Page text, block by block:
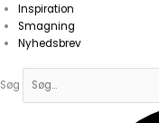
Inspiration
Smagning
Nyhedsbrev
Søg